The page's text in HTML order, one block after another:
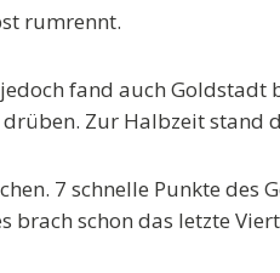
rumrennt.
fand auch Goldstadt
Zur Halbzeit stand
7 schnelle Punkte des
brach schon das letzte